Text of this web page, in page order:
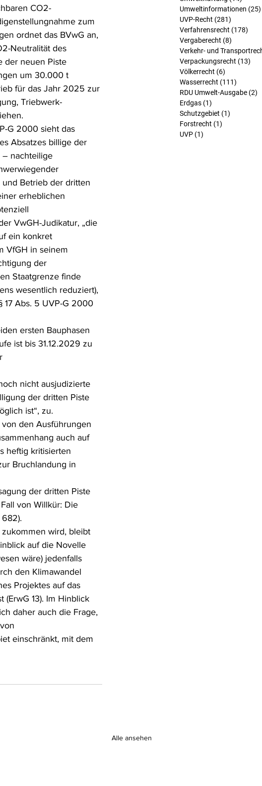
CO2-
zum
ordnet das BVwG an,
Neutralität des
der neuen Piste
um 30.000 t
für das Jahr 2025 zur
Triebwerk-
G 2000 sieht das
Absatzes billige der
nachteilige
Betrieb der dritten
erheblichen
VwGH-Judikatur, „die
ein konkret
VfGH in seinem
der
Staatgrenze finde
wesentlich reduziert),
17 Abs. 5 UVP-G 2000
ersten Bauphasen
ist bis 31.12.2029 zu
nicht ausjudizierte
der dritten Piste
ist“, zu.
den Ausführungen
auch auf
heftig kritisierten
Bruchlandung in
der dritten Piste
von Willkür: Die
wird, bleibt
auf die Novelle
wäre) jedenfalls
den Klimawandel
Projektes auf das
(ErwG 13). Im Hinblick
daher auch die Frage,
einschränkt, mit dem
Alle ansehen
Umweltinformationen (25)
UVP-Recht (281)
Verfahrensrecht (178)
Vergaberecht (8)
Verkehr- und
Verpackungsrecht (13)
Völkerrecht (6)
Wasserrecht (111)
RDU Umwelt-Ausgabe (2)
Erdgas (1)
Schutzgebiet (1)
Forstrecht (1)
UVP (1)